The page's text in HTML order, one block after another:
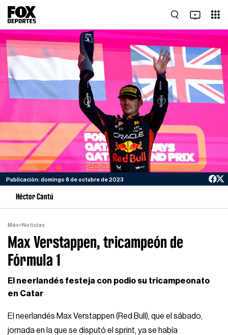
Publicación: domingo 8 de octubre de 2023
Héctor Cantú
Más>Noticias
Max Verstappen, tricampeón de
Fórmula 1
El neerlandés festeja con podio su tricampeonato
en Catar
El neerlandés Max Verstappen (Red Bull), que el sábado,
jornada en la que se disputó el sprint, ya se había